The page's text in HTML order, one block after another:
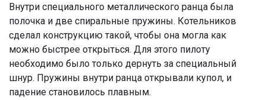
Внутри специального металлического ранца была
полочка и две спиральные пружины. Котельников
сделал конструкцию такой, чтобы она могла как
можно быстрее открыться. Для этого пилоту
необходимо было только дернуть за специальный
шнур. Пружины внутри ранца открывали купол, и
падение становилось плавным.